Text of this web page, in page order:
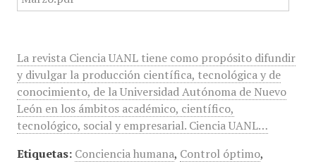
La revista Ciencia UANL tiene como propósito difundir
y divulgar la producción científica, tecnológica y de
conocimiento, de la Universidad Autónoma de Nuevo
León en los ámbitos académico, científico,
tecnológico, social y empresarial. Ciencia UANL…
Etiquetas: Conciencia humana, Control óptimo,